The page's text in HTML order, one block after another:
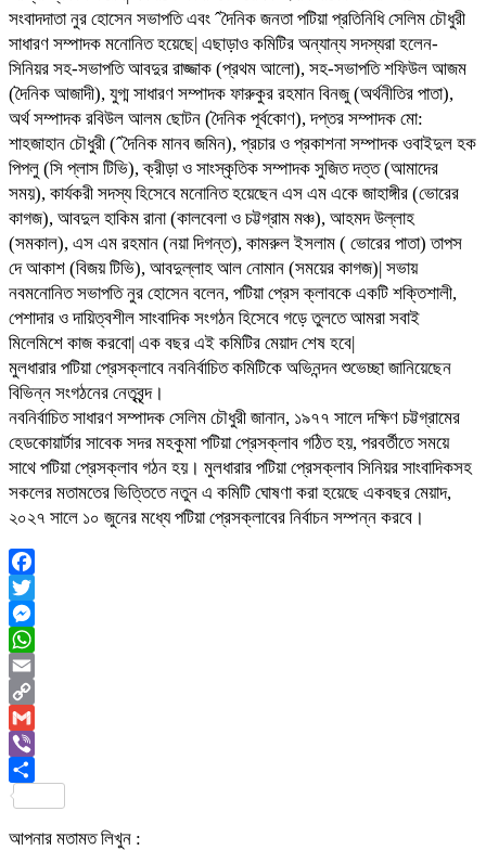
সংবাদদাতা নুর হোসেন সভাপতি এবং ˆদৈনিক জনতা পটিয়া প্রতিনিধি সেলিম চৌধুরী
সাধারণ সম্পাদক মনোনিত হয়েছে| এছাড়াও কমিটির অন্যান্য সদস্যরা হলেন-
সিনিয়র সহ-সভাপতি আবদুর রাজ্জাক (প্রথম আলো), সহ-সভাপতি শফিউল আজম
(দৈনিক আজাদী), যুগ্ম সাধারণ সম্পাদক ফারুকুর রহমান বিনজু (অর্থনীতির পাতা),
অর্থ সম্পাদক রবিউল আলম ছোটন (দৈনিক পূর্বকোণ), দপ্তর সম্পাদক মো:
শাহজাহান চৌধুরী (ˆদৈনিক মানব জমিন), প্রচার ও প্রকাশনা সম্পাদক ওবাইদুল হক
পিপলু (সি প্লাস টিভি), ক্রীড়া ও সাংস্কৃতিক সম্পাদক সুজিত দত্ত (আমাদের
সময়), কার্যকরী সদস্য হিসেবে মনোনিত হয়েছেন এস এম একে জাহাঙ্গীর (ভোরের
কাগজ), আবদুল হাকিম রানা (কালবেলা ও চট্টগ্রাম মঞ্চ), আহমদ উল্লাহ
(সমকাল), এস এম রহমান (নয়া দিগন্ত), কামরুল ইসলাম ( ভোরের পাতা) তাপস
দে আকাশ (বিজয় টিভি), আবদুল্লাহ আল নোমান (সময়ের কাগজ)| সভায়
নবমনোনিত সভাপতি নুর হোসেন বলেন, পটিয়া প্রেস ক্লাবকে একটি শক্তিশালী,
পেশাদার ও দায়িত্বশীল সাংবাদিক সংগঠন হিসেবে গড়ে তুলতে আমরা সবাই
মিলেমিশে কাজ করবো| এক বছর এই কমিটির মেয়াদ শেষ হবে|
মুলধারার পটিয়া প্রেসক্লাবে নবনির্বাচিত কমিটিকে অভিনন্দন শুভেচ্ছা জানিয়েছেন
বিভিন্ন সংগঠনের নেতৃবৃন্দ।
নবনির্বাচিত সাধারণ সম্পাদক সেলিম চৌধুরী জানান, ১৯৭৭ সালে দক্ষিণ চট্টগ্রামের
হেডকোয়ার্টার সাবেক সদর মহকুমা পটিয়া প্রেসক্লাব গঠিত হয়, পরবর্তীতে সময়ে
সাথে পটিয়া প্রেসক্লাব গঠন হয়। মুলধারার পটিয়া প্রেসক্লাব সিনিয়র সাংবাদিকসহ
সকলের মতামতের ভিত্তিতে নতুন এ কমিটি ঘোষণা করা হয়েছে একবছর মেয়াদ,
২০২৭ সালে ১০ জুনের মধ্যে পটিয়া প্রেসক্লাবের নির্বাচন সম্পন্ন করবে।
Facebook
Twitter
Messenger
WhatsApp
Email
Copy
Link
Gmail
Viber
আপনার মতামত লিখুন :